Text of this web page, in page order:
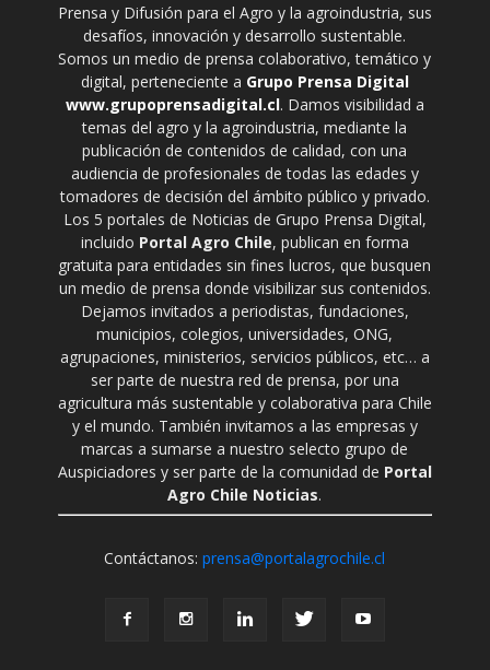
Prensa y Difusión para el Agro y la agroindustria, sus
desafíos, innovación y desarrollo sustentable.
Somos un medio de prensa colaborativo, temático y
digital, perteneciente a Grupo Prensa Digital
www.grupoprensadigital.cl. Damos visibilidad a
temas del agro y la agroindustria, mediante la
publicación de contenidos de calidad, con una
audiencia de profesionales de todas las edades y
tomadores de decisión del ámbito público y privado.
Los 5 portales de Noticias de Grupo Prensa Digital,
incluido Portal Agro Chile, publican en forma
gratuita para entidades sin fines lucros, que busquen
un medio de prensa donde visibilizar sus contenidos.
Dejamos invitados a periodistas, fundaciones,
municipios, colegios, universidades, ONG,
agrupaciones, ministerios, servicios públicos, etc… a
ser parte de nuestra red de prensa, por una
agricultura más sustentable y colaborativa para Chile
y el mundo. También invitamos a las empresas y
marcas a sumarse a nuestro selecto grupo de
Auspiciadores y ser parte de la comunidad de Portal
Agro Chile Noticias.
Contáctanos:prensa@portalagrochile.cl